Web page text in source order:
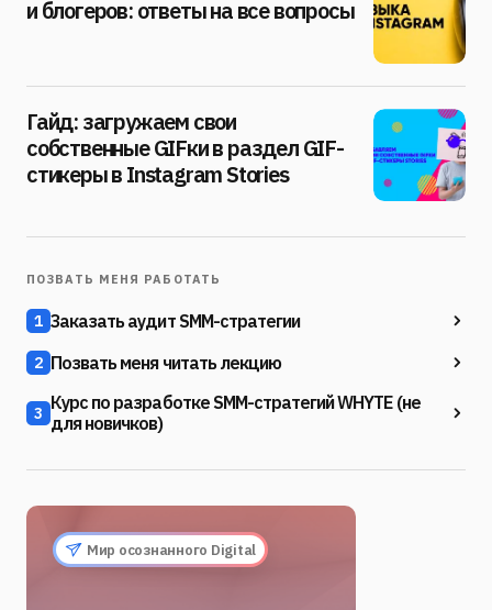
и блогеров: ответы на все вопросы
Гайд: загружаем свои
собственные GIFки в раздел GIF-
стикеры в Instagram Stories
ПОЗВАТЬ МЕНЯ РАБОТАТЬ
1 Заказать аудит SMM-стратегии
2 Позвать меня читать лекцию
3 Курс по разработке SMM-стратегий WHYTE (не
для новичков)
Мир осознанного Digital